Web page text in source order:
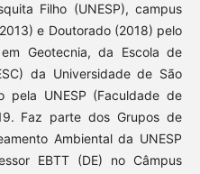
Filho (UNESP), campus
e Doutorado (2018) pelo
Geotecnia, da Escola de
da Universidade de São
pela UNESP (Faculdade de
Faz parte dos Grupos de
Ambiental da UNESP
EBTT (DE) no Câmpus